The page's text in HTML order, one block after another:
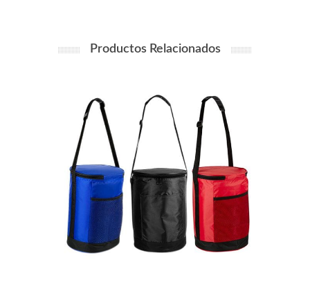
Productos Relacionados